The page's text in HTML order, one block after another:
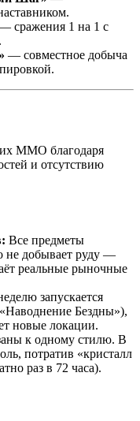
сражения 1 на 1 с
— совместное добыча
MMO благодаря
и отсутствию
Все предметы
не добывает руду —
реальные рыночные
запускается
Бездны»),
новые локации.
к одному стилю. В
потратив «кристалл
раз в 72 часа).